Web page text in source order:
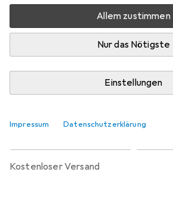
Allem zustimmen
Nur das Nötigste
Einstellungen
Impressum Datenschutzerklärung
Zwischen Di, 18.8. und Do, 20.8.
6 Stück an Lager beim Lieferanten
Benachrichtigen, wenn schneller
Lieferort angeben für genaue
kostenloser Versand